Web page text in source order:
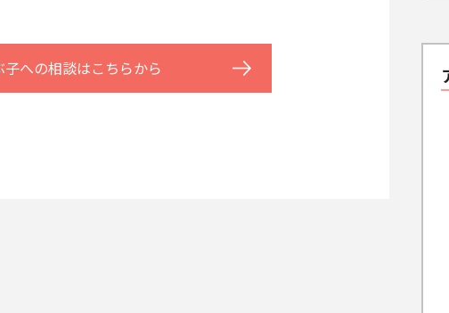
子への相談はこちらから